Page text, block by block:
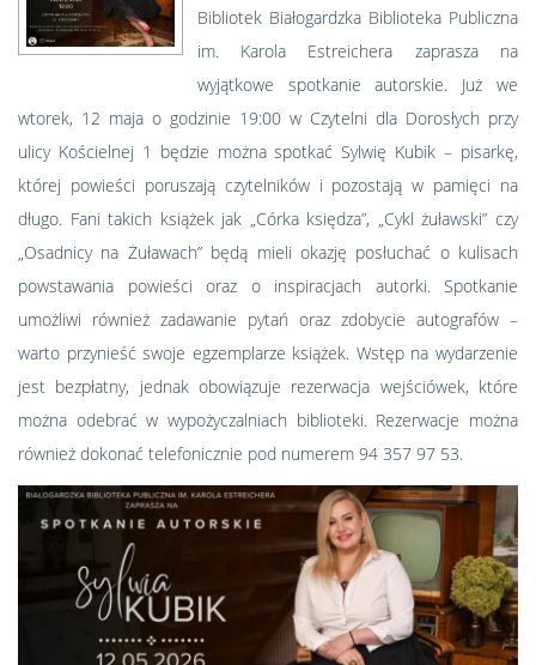
Bibliotek Białogardzka Biblioteka Publiczna
im. Karola Estreichera zaprasza na
wyjątkowe spotkanie autorskie. Już we
wtorek, 12 maja o godzinie 19:00 w Czytelni dla Dorosłych przy
ulicy Kościelnej 1 będzie można spotkać Sylwię Kubik – pisarkę,
której powieści poruszają czytelników i pozostają w pamięci na
długo. Fani takich książek jak „Córka księdza”, „Cykl żuławski” czy
„Osadnicy na Żuławach” będą mieli okazję posłuchać o kulisach
powstawania powieści oraz o inspiracjach autorki. Spotkanie
umożliwi również zadawanie pytań oraz zdobycie autografów –
warto przynieść swoje egzemplarze książek. Wstęp na wydarzenie
jest bezpłatny, jednak obowiązuje rezerwacja wejściówek, które
można odebrać w wypożyczalniach biblioteki. Rezerwacje można
również dokonać telefonicznie pod numerem 94 357 97 53.